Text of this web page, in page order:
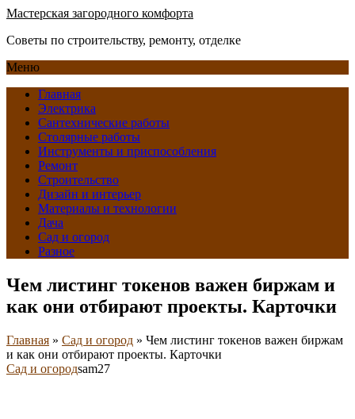
Мастерская загородного комфорта
Советы по строительству, ремонту, отделке
Меню
Главная
Электрика
Сантехнические работы
Столярные работы
Инструменты и приспособления
Ремонт
Строительство
Дизайн и интерьер
Материалы и технологии
Дача
Сад и огород
Разное
Чем листинг токенов важен биржам и
как они отбирают проекты. Карточки
Главная » Сад и огород » Чем листинг токенов важен биржам
и как они отбирают проекты. Карточки
Сад и огородsam27